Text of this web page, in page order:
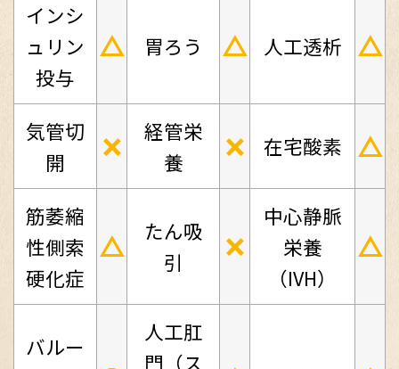
インシ
ュリン
投与
△ 胃ろう △ 人工透析 △
気管切
開
×
経管栄
養
× 在宅酸素 △
筋萎縮
性側索
硬化症
△
たん吸
引
×
中心静脈
栄養
（IVH）
△
バルー
人工肛
門（ス